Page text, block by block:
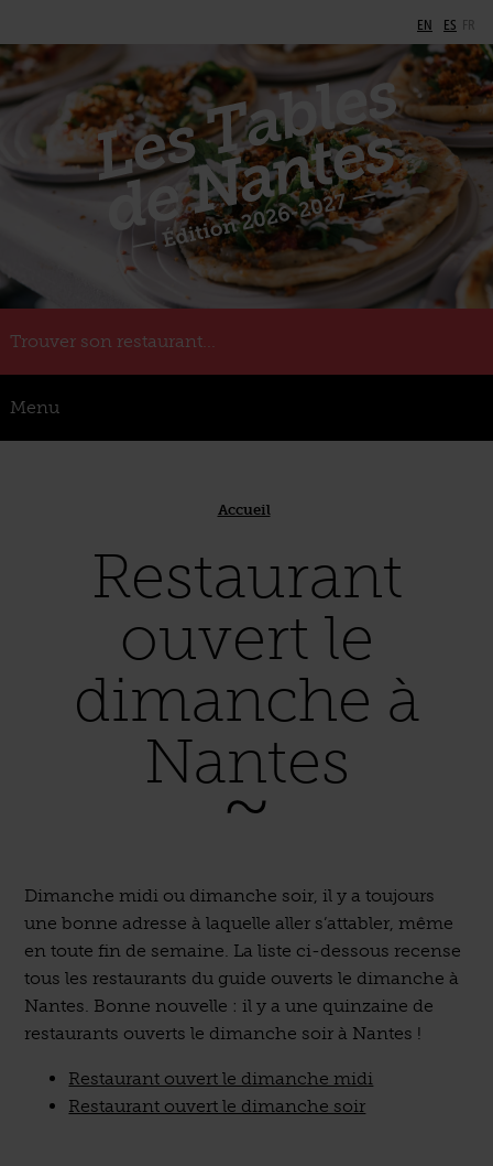
EN ES FR
Trouver son restaurant...
Menu
Accueil
Restaurant
ouvert le
dimanche à
Nantes
Dimanche midi ou dimanche soir, il y a toujours
une bonne adresse à laquelle aller s’attabler, même
en toute fin de semaine. La liste ci-dessous recense
tous les restaurants du guide ouverts le dimanche à
Nantes. Bonne nouvelle : il y a une quinzaine de
restaurants ouverts le dimanche soir à Nantes !
Restaurant ouvert le dimanche midi
Restaurant ouvert le dimanche soir